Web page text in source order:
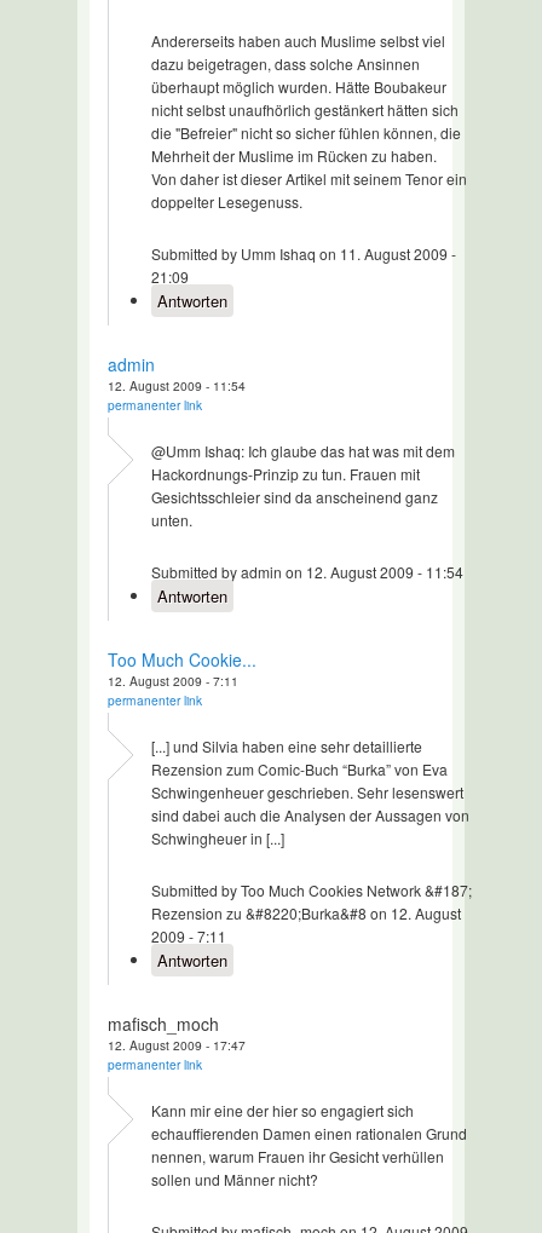
Andererseits haben auch Muslime selbst viel
dazu beigetragen, dass solche Ansinnen
überhaupt möglich wurden. Hätte Boubakeur
nicht selbst unaufhörlich gestänkert hätten sich
die "Befreier" nicht so sicher fühlen können, die
Mehrheit der Muslime im Rücken zu haben.
Von daher ist dieser Artikel mit seinem Tenor ein
doppelter Lesegenuss.
Submitted by Umm Ishaq on 11. August 2009 -
21:09
Antworten
admin
12. August 2009 - 11:54
permanenter link
@Umm Ishaq: Ich glaube das hat was mit dem
Hackordnungs-Prinzip zu tun. Frauen mit
Gesichtsschleier sind da anscheinend ganz
unten.
Submitted by admin on 12. August 2009 - 11:54
Antworten
Too Much Cookie...
12. August 2009 - 7:11
permanenter link
[...] und Silvia haben eine sehr detaillierte
Rezension zum Comic-Buch “Burka” von Eva
Schwingenheuer geschrieben. Sehr lesenswert
sind dabei auch die Analysen der Aussagen von
Schwingheuer in [...]
Submitted by Too Much Cookies Network &#187;
Rezension zu &#8220;Burka&#8 on 12. August
2009 - 7:11
Antworten
mafisch_moch
12. August 2009 - 17:47
permanenter link
Kann mir eine der hier so engagiert sich
echauffierenden Damen einen rationalen Grund
nennen, warum Frauen ihr Gesicht verhüllen
sollen und Männer nicht?